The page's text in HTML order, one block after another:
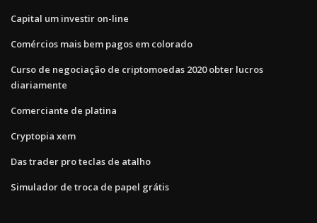
Capital um investir on-line
Comércios mais bem pagos em colorado
Curso de negociação de criptomoedas 2020 obter lucros
diariamente
Comerciante de platina
Cryptopia xem
Das trader pro teclas de atalho
Simulador de troca de papel grátis